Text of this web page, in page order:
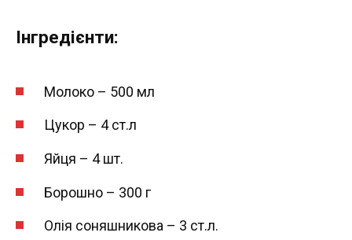
Інгредієнти:
Молоко – 500 мл
Цукор – 4 ст.л
Яйця – 4 шт.
Борошно – 300 г
Олія соняшникова – 3 ст.л.